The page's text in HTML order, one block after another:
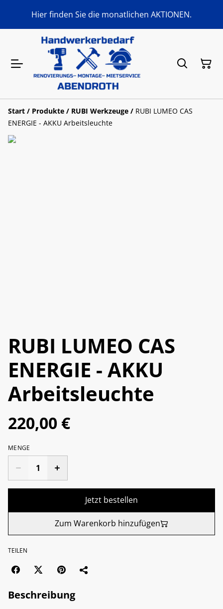
Hier finden Sie die monatlichen AKTIONEN.
Start / Produkte / RUBI Werkzeuge / RUBI LUMEO CAS
ENERGIE - AKKU Arbeitsleuchte
RUBI LUMEO CAS
ENERGIE - AKKU
Arbeitsleuchte
220,00 €
MENGE
Jetzt bestellen
Zum Warenkorb hinzufügen
TEILEN
Beschreibung